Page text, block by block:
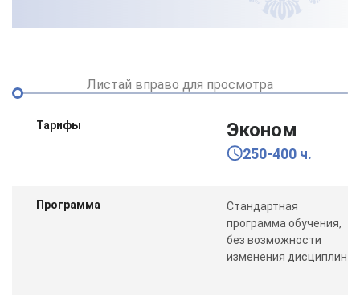
Листай вправо для просмотра
Тарифы Эконом
250-400 ч.
Программа
Стандартная
программа обучения,
без возможности
изменения дисциплин